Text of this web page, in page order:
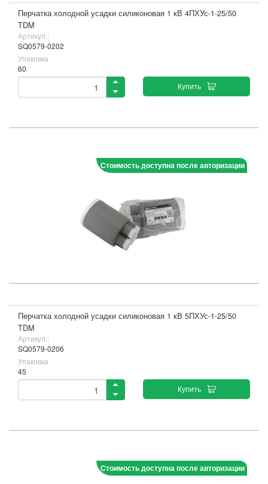
Перчатка холодной усадки силиконовая 1 кВ 4ПХУс-1-25/50
TDM
Артикул :
SQ0579-0202
Упаковка
60
Купить
Стоимость доступна после авторизации
Перчатка холодной усадки силиконовая 1 кВ 5ПХУс-1-25/50
TDM
Артикул :
SQ0579-0206
Упаковка
45
Купить
Стоимость доступна после авторизации